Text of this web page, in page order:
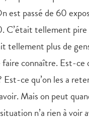
est passé de 60
C’était tellement pire
tellement plus de
faire connaître. Est-ce
ce qu’on les a
Mais on peut
n’a rien à voir